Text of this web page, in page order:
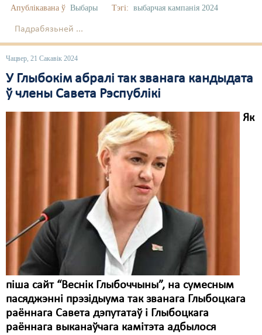
Апублікавана ў Выбары Тэгі: выбарчая кампанія 2024
Падрабязьней ...
Чацвер, 21 Сакавік 2024
У Глыбокім абралі так званага кандыдата
ў члены Савета Рэспублікі
Як
піша сайт “Веснік Глыбоччыны”, на сумесным
пасяджэнні прэзідыума так званага Глыбоцкага
раённага Савета дэпутатаў і Глыбоцкага
раённага выканаўчага камітэта адбылося